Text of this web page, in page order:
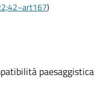
)
paesaggistica